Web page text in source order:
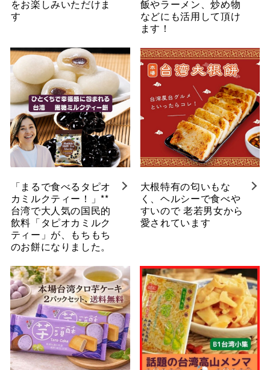
をお楽しみいただけま
す
飯やラーメン、炒め物
などにも活用して頂け
ます！
「まるで食べるタピオ
カミルクティー！」**
台湾で大人気の国民的
飲料「タピオカミルク
ティー」が、もちもち
のお餅になりました。
大根特有の匂いもな
く、ヘルシーで食べや
すいので 老若男女から
愛されています